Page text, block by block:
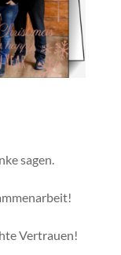
sagen.
Vertrauen!